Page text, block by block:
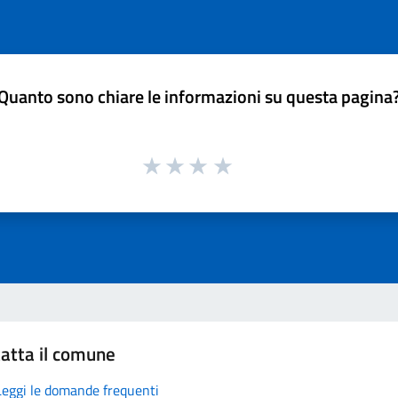
sono chiare le informazioni su questa
il comune
le domande frequenti